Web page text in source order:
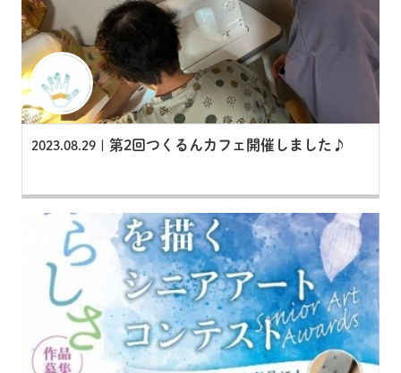
2023.08.29 | 第2回つくるんカフェ開催しました♪